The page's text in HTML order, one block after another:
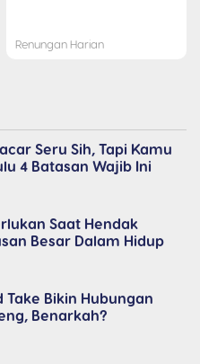
Renungan Harian
Seru Sih, Tapi Kamu
4 Batasan Wajib Ini
Saat Hendak
Besar Dalam Hidup
Take Bikin Hubungan
Benarkah?